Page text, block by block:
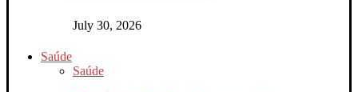
July 30, 2026
Saúde
Saúde